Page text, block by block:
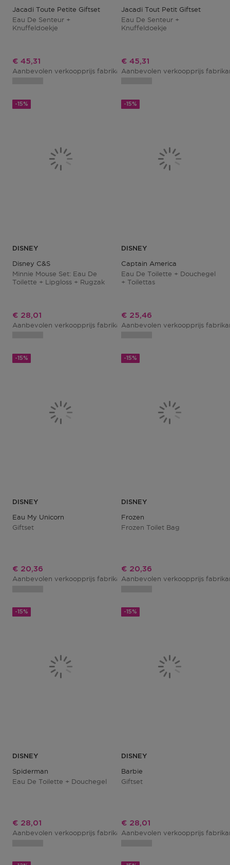
Jacadi Toute Petite Giftset
Eau De Senteur +
Knuffeldoekje
Kortingsprijs
€ 45,31
Aanbevolen verkoopprijs fabrikant€ 51,49
Jacadi Tout Petit Giftset
Eau De Senteur +
Knuffeldoekje
Kortingsprijs
€ 45,31
Aanbevolen verkoopprijs
-15%
DISNEY
Disney C&s
Minnie Mouse Set: Eau De
Toilette + Lipgloss + Rugzak
Kortingsprijs
€ 28,01
Aanbevolen verkoopprijs fabrikant€ 32,95
-15%
DISNEY
Captain America
Eau De Toilette + Douchegel
+ Toilettas
Kortingsprijs
€ 25,46
Aanbevolen verkoopprijs
-15%
DISNEY
Eau My Unicorn
Giftset
Kortingsprijs
€ 20,36
Aanbevolen verkoopprijs fabrikant€ 23,95
-15%
DISNEY
Frozen
Frozen Toilet Bag
Kortingsprijs
€ 20,36
Aanbevolen verkoopprijs
-15%
DISNEY
Spiderman
Eau De Toilette + Douchegel
Kortingsprijs
€ 28,01
Aanbevolen verkoopprijs fabrikant€ 32,95
-15%
DISNEY
Barbie
Giftset
Kortingsprijs
€ 28,01
Aanbevolen verkoopprijs